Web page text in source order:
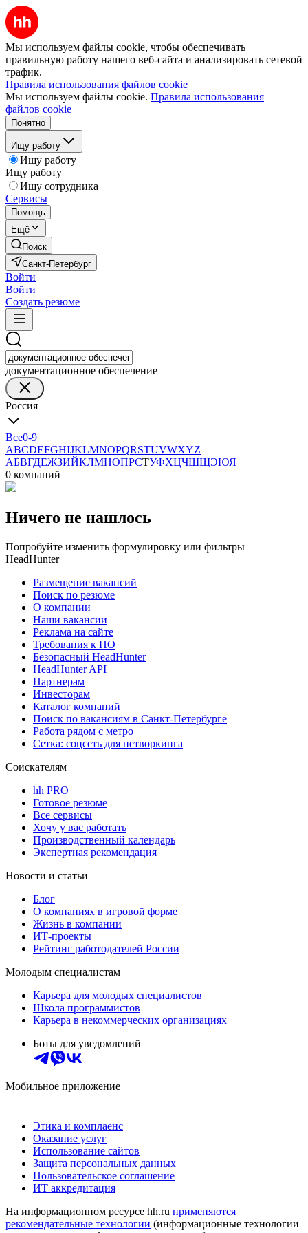
Мы используем файлы cookie, чтобы обеспечивать
правильную работу нашего веб-сайта и анализировать сетевой
трафик.
Правила использования файлов cookie
Мы используем файлы cookie. Правила использования
файлов cookie
Понятно
Ищу работу
Ищу работу
Ищу работу
Ищу сотрудника
Сервисы
Помощь
Ещё
Поиск
Санкт-Петербург
Войти
Войти
Создать резюме
документационное обеспечение
Россия
Все0-9
ABCDEFGHIJKLMNOPQRSTUVWXYZ
АБВГДЕЖЗИЙКЛМНОПРСТУФХЦЧШЩЭЮЯ
0 компаний
Ничего не нашлось
Попробуйте изменить формулировку или фильтры
HeadHunter
Размещение вакансий
Поиск по резюме
О компании
Наши вакансии
Реклама на сайте
Требования к ПО
Безопасный HeadHunter
HeadHunter API
Партнерам
Инвесторам
Каталог компаний
Поиск по вакансиям в Санкт-Петербурге
Работа рядом с метро
Сетка: соцсеть для нетворкинга
Соискателям
hh PRO
Готовое резюме
Все сервисы
Хочу у вас работать
Производственный календарь
Экспертная рекомендация
Новости и статьи
Блог
О компаниях в игровой форме
Жизнь в компании
ИТ-проекты
Рейтинг работодателей России
Молодым специалистам
Карьера для молодых специалистов
Школа программистов
Карьера в некоммерческих организациях
Боты для уведомлений
Мобильное приложение
Этика и комплаенс
Оказание услуг
Использование сайтов
Защита персональных данных
Пользовательское соглашение
ИТ аккредитация
На информационном ресурсе hh.ru применяются
рекомендательные технологии (информационные технологии